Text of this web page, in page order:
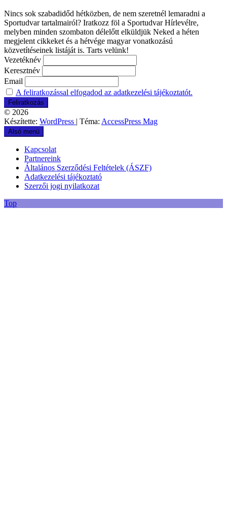
Nincs sok szabadidőd hétközben, de nem szeretnél lemaradni a
Sportudvar tartalmairól? Iratkozz föl a Sportudvar Hírlevélre,
melyben minden szombaton délelőtt elküldjük Neked a héten
megjelent cikkeket és a hétvége magyar vonatkozású
közvetítéseinek listáját is. Tarts velünk!
Vezetéknév
Keresztnév
Email
A feliratkozással elfogadod az adatkezelési tájékoztatót.
© 2026
Készítette: WordPress | Téma: AccessPress Mag
Alsó menü
Kapcsolat
Partnereink
Általános Szerződési Feltételek (ÁSZF)
Adatkezelési tájékoztató
Szerzői jogi nyilatkozat
Top